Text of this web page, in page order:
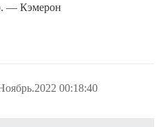
— Кэмерон
00:18:40